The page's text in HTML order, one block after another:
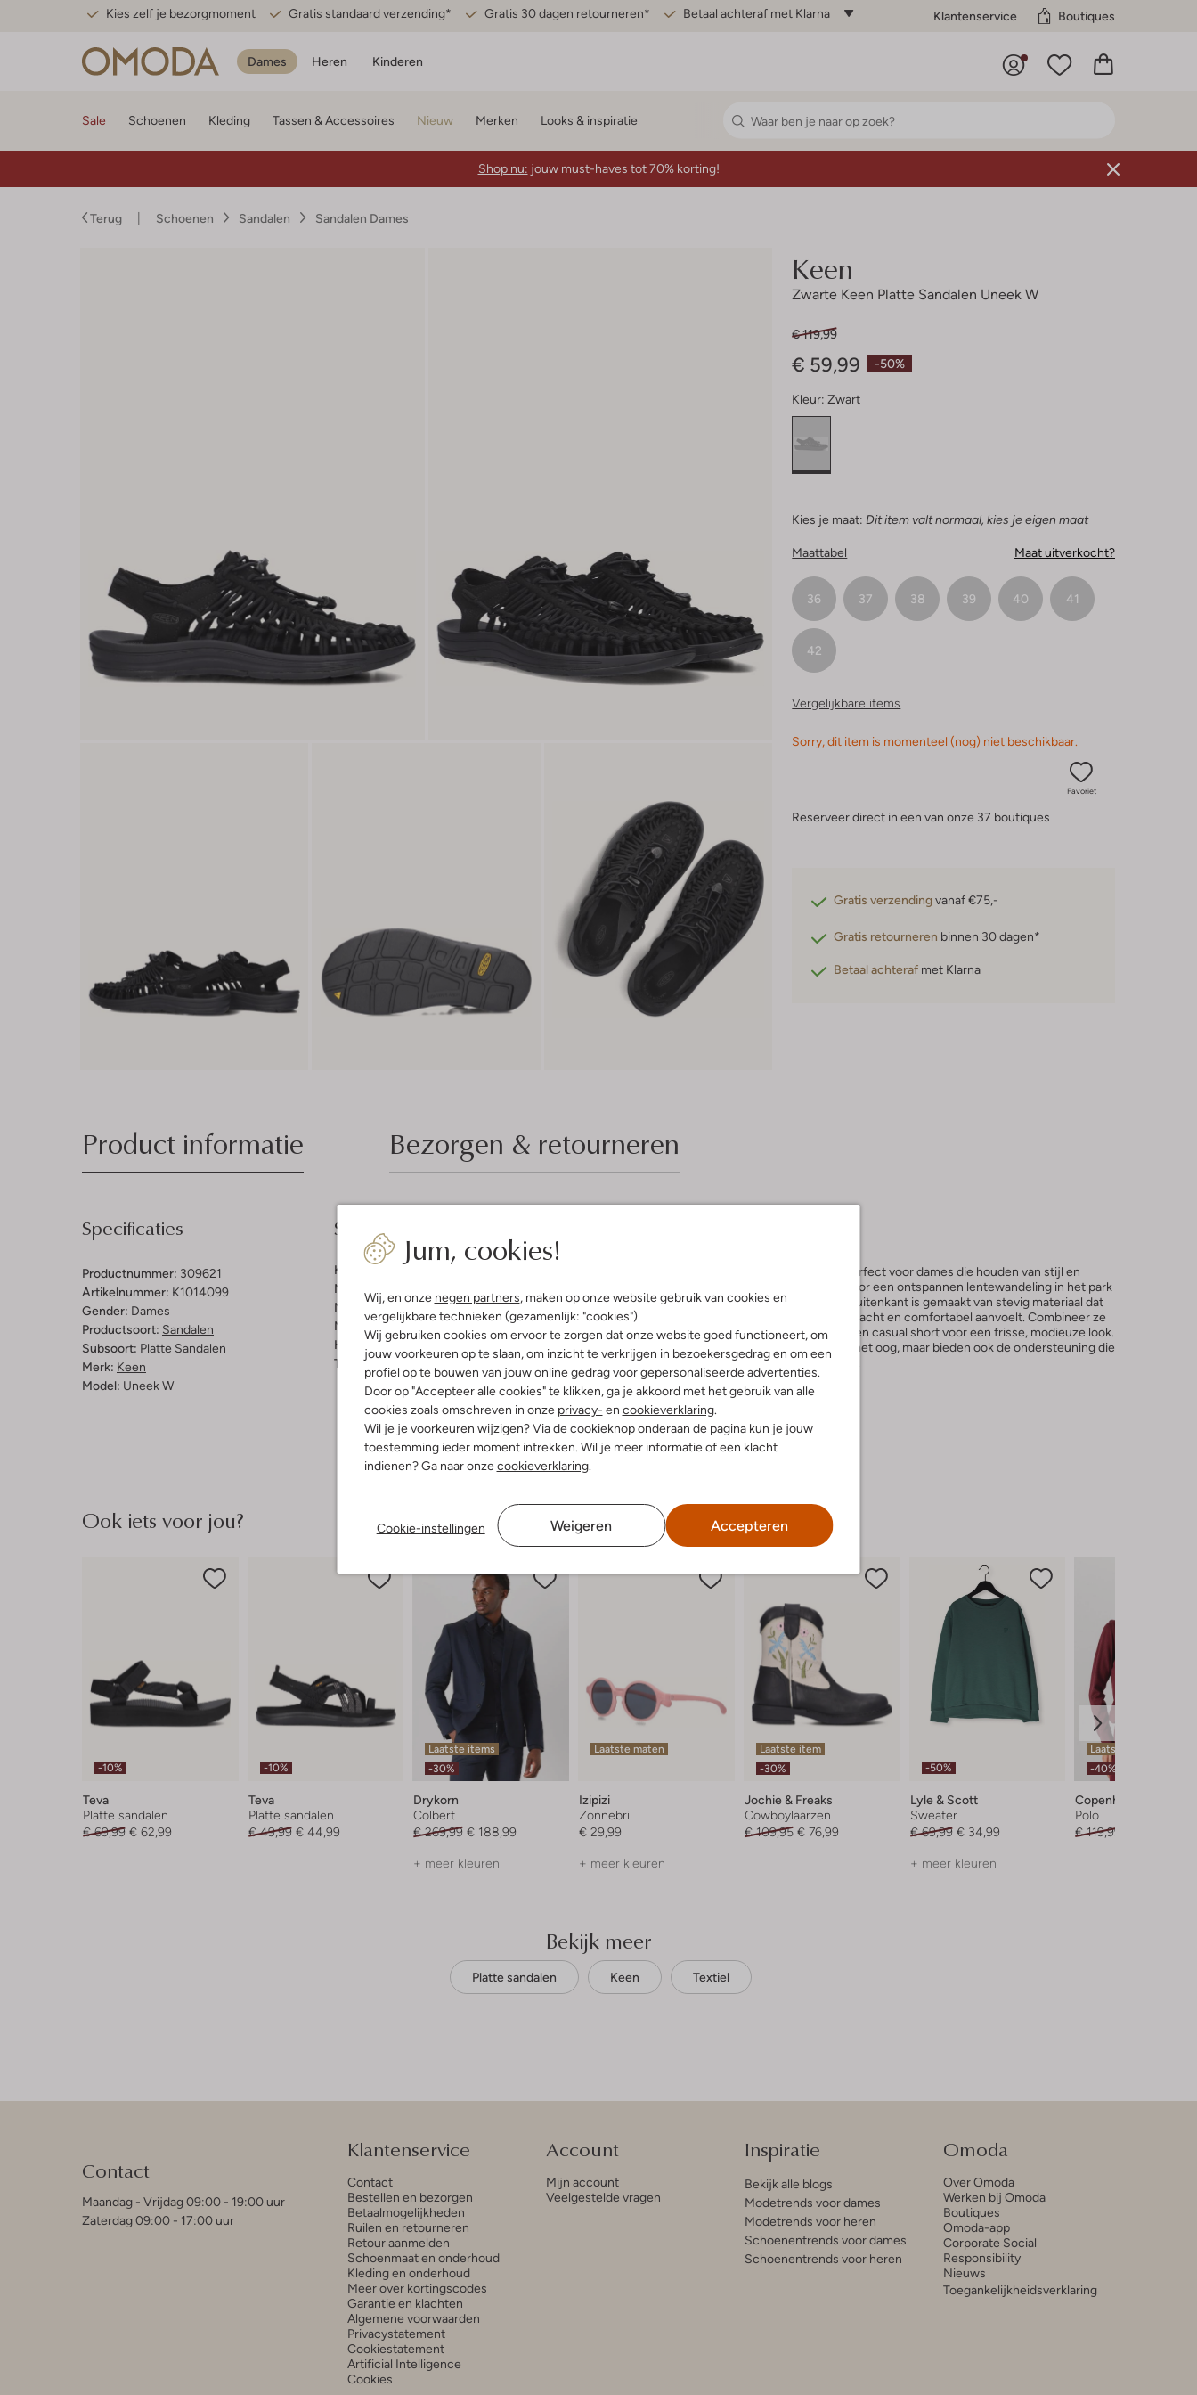
Kies zelf je bezorgmoment Gratis standaard verzending* Gratis 30 dagen retourneren* Betaal achteraf met Klarna Klantenservice Boutiques
Dames Heren Kinderen
Jum, cookies!
Wij, en onze negen partners, maken op onze website gebruik van cookies en
vergelijkbare technieken (gezamenlijk: "cookies").
Wij gebruiken cookies om ervoor te zorgen dat onze website goed functioneert, om
jouw voorkeuren op te slaan, om inzicht te verkrijgen in bezoekersgedrag en om een
profiel op te bouwen van jouw online gedrag voor gepersonaliseerde advertenties.
Door op "Accepteer alle cookies" te klikken, ga je akkoord met het gebruik van alle
cookies zoals omschreven in onze privacy- en cookieverklaring.
Wil je je voorkeuren wijzigen? Via de cookieknop onderaan de pagina kun je jouw
toestemming ieder moment intrekken. Wil je meer informatie of een klacht
indienen? Ga naar onzecookieverklaring.
Cookie-instellingen Weigeren Accepteren
Sale Schoenen Kleding Tassen & Accessoires Nieuw Merken Looks & inspiratie
Shop nu: jouw must-haves tot 70% korting!
Terug Schoenen Sandalen Sandalen Dames
Keen
Zwarte Keen Platte Sandalen Uneek W
-50%
€ 119,99
€ 59,99
Kleur: Zwart
Kies je maat: Dit item valt normaal, kies je eigen maat
Maattabel Maat uitverkocht?
36 37 38 39 40 41
42
Vergelijkbare items
Sorry, dit item is momenteel (nog) niet beschikbaar.
Favoriet
Reserveer direct in een van onze 37 boutiques
Gratis verzendingvanaf €75,-
Gratis retourneren binnen 30 dagen*
Betaal achteraf met Klarna
Product informatie Bezorgen & retourneren
Specificaties
Productnummer: 309621
Artikelnummer: K1014099
Gender: Dames
Productsoort: Sandalen
Subsoort: Platte Sandalen
Merk: Keen
Model: Uneek W
Samenstelling & Pasvorm
Kleur:
Materiaal buitenkant:
Materiaal binnenkant: Textiel
Materiaal zool:
Rubber
Hakvorm:Platte Zool
Type neus:
Ronde Neus
Ontdek de UNEEK W sneakers van KEEN, perfect voor dames die houden van stijl en
comfort. Deze zwarte sandalen zijn ideaal voor een ontspannen lentewandeling in het park
of een zomerse picknick met vrienden. De buitenkant is gemaakt van stevig materiaal dat
je voeten beschermt, terwijl de binnenkant zacht en comfortabel aanvoelt. Combineer ze
moeiteloos met een luchtige zomerjurk of een casual short voor een frisse, modieuze look.
Deze sneakers zijn niet alleen een lust voor het oog, maar bieden ook de ondersteuning die
je nodig hebt tijdens je dagelijkse avonturen.
Ook iets voor jou?
-10%
Teva
Platte sandalen
€ 69,99 € 62,99
-10%
Teva
Platte sandalen
€ 49,99 € 44,99
Laatste items
-30%
Drykorn
Colbert
€ 269,99 € 188,99
+ meer kleuren
Laatste maten
Izipizi
Zonnebril
€ 29,99
+ meer kleuren
Laatste item
-30%
Jochie & Freaks
Cowboylaarzen
€ 109,95 € 76,99
-50%
Lyle & Scott
Sweater
€ 69,99 € 34,99
+ meer kleuren
Laatste maten
-40%
Copenhagen Muse
Polo
€ 119,99
Bekijk meer
Platte sandalen Keen Textiel
Contact
Maandag - Vrijdag 09:00 - 19:00 uur
Zaterdag 09:00 - 17:00 uur
Klantenservice
Contact
Bestellen en bezorgen
Betaalmogelijkheden
Ruilen en retourneren
Retour aanmelden
Schoenmaat en onderhoud
Kleding en onderhoud
Meer over kortingscodes
Garantie en klachten
Algemene voorwaarden
Privacystatement
Cookiestatement
Artificial Intelligence
Cookies
Account
Mijn account
Veelgestelde vragen
Inspiratie
Bekijk alle blogs
Modetrends voor dames
Modetrends voor heren
Schoenentrends voor dames
Schoenentrends voor heren
Omoda
Over Omoda
Werken bij Omoda
Boutiques
Omoda-app
Corporate Social
Responsibility
Nieuws
Toegankelijkheidsverklaring